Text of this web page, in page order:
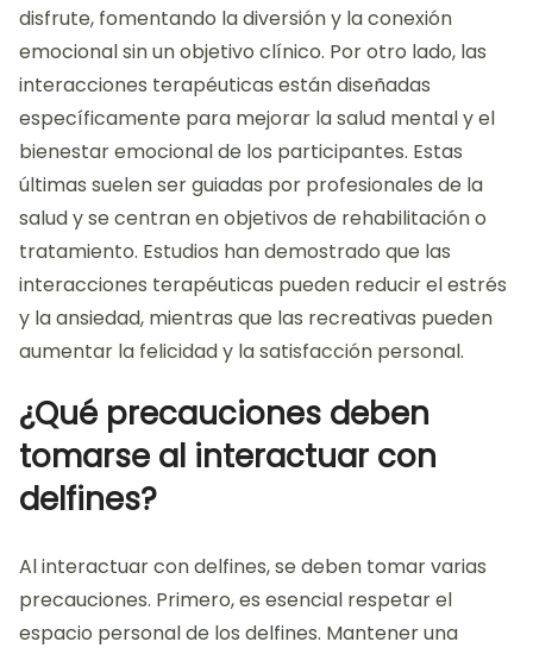
disfrute, fomentando la diversión y la conexión
emocional sin un objetivo clínico. Por otro lado, las
interacciones terapéuticas están diseñadas
específicamente para mejorar la salud mental y el
bienestar emocional de los participantes. Estas
últimas suelen ser guiadas por profesionales de la
salud y se centran en objetivos de rehabilitación o
tratamiento. Estudios han demostrado que las
interacciones terapéuticas pueden reducir el estrés
y la ansiedad, mientras que las recreativas pueden
aumentar la felicidad y la satisfacción personal.
¿Qué precauciones deben
tomarse al interactuar con
delfines?
Al interactuar con delfines, se deben tomar varias
precauciones. Primero, es esencial respetar el
espacio personal de los delfines. Mantener una